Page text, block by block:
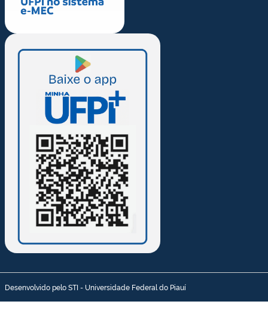
Desenvolvido pelo STI - Universidade Federal do Piauí